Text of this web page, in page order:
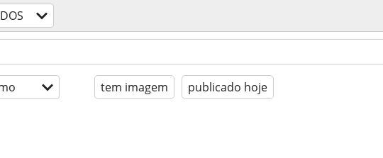
tem imagem publicado hoje